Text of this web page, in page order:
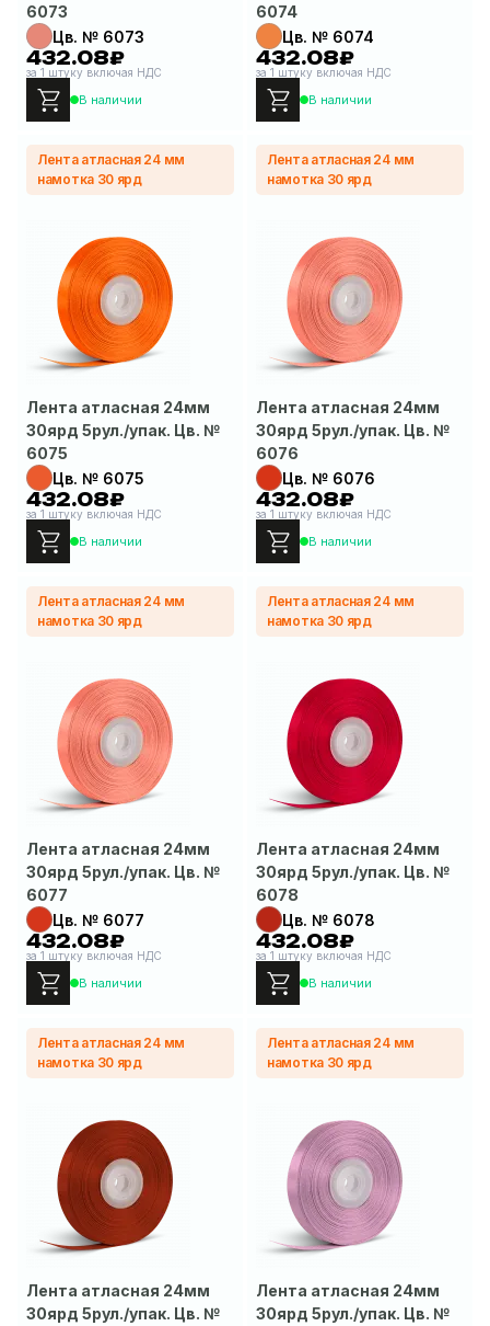
6073
Цв. № 6073
432.08₽
за 1 штуку включая НДС
В наличии
6074
Цв. № 6074
432.08₽
за 1 штуку включая НДС
В наличии
Лента атласная 24 мм
намотка 30 ярд
Лента атласная 24мм
30ярд 5рул./упак. Цв. №
6075
Цв. № 6075
432.08₽
за 1 штуку включая НДС
В наличии
Лента атласная 24 мм
намотка 30 ярд
Лента атласная 24мм
30ярд 5рул./упак. Цв. №
6076
Цв. № 6076
432.08₽
за 1 штуку включая НДС
В наличии
Лента атласная 24 мм
намотка 30 ярд
Лента атласная 24мм
30ярд 5рул./упак. Цв. №
6077
Цв. № 6077
432.08₽
за 1 штуку включая НДС
В наличии
Лента атласная 24 мм
намотка 30 ярд
Лента атласная 24мм
30ярд 5рул./упак. Цв. №
6078
Цв. № 6078
432.08₽
за 1 штуку включая НДС
В наличии
Лента атласная 24 мм
намотка 30 ярд
Лента атласная 24мм
30ярд 5рул./упак. Цв. №
Лента атласная 24 мм
намотка 30 ярд
Лента атласная 24мм
30ярд 5рул./упак. Цв. №